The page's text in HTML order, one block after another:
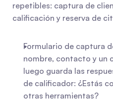
repetibles: captura de
calificación y reserva de
Formulario de captura
nombre, contacto y un
luego guarda las
de calificador: ¿Estás
otras herramientas?